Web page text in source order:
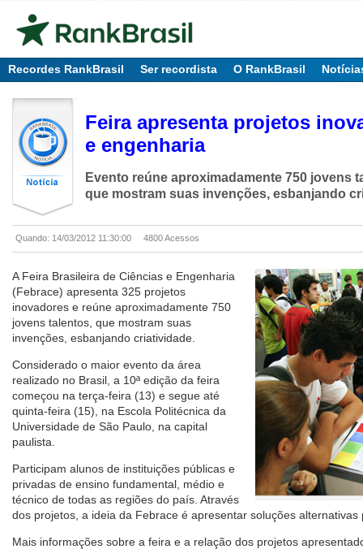
Recordes RankBrasil Ser recordista O RankBrasil
Feira apresenta projetos
e engenharia
Evento reúne aproximadamente 750 jovens
que mostram suas invenções, esbanjando
Quando: 14/03/2012 11:30:00 4800 Acessos
A Feira Brasileira de Ciências e Engenharia
(Febrace) apresenta 325 projetos
inovadores e reúne aproximadamente 750
jovens talentos, que mostram suas
invenções, esbanjando criatividade.
Considerado o maior evento da área
realizado no Brasil, a 10ª edição da feira
começou na terça-feira (13) e segue até
quinta-feira (15), na Escola Politécnica da
Universidade de São Paulo, na capital
paulista.
Participam alunos de instituições públicas e
privadas de ensino fundamental, médio e
técnico de todas as regiões do país. Através
dos projetos, a ideia da Febrace é apresentar soluções
Mais informações sobre a feira e a relação dos projetos